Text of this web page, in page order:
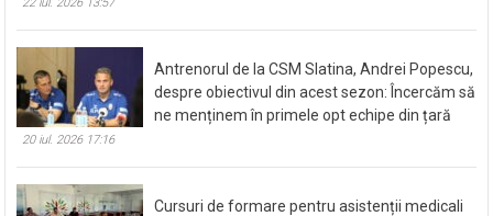
Antrenorul de la CSM Slatina, Andrei Popescu,
despre obiectivul din acest sezon: Încercăm să
ne menținem în primele opt echipe din țară
20 iul. 2026 17:16
Cursuri de formare pentru asistenții medicali